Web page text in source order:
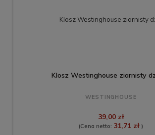
Klosz Westinghouse ziarnisty
WESTINGHOUSE
39,00 zł
(Cena netto: 31,71 zł )